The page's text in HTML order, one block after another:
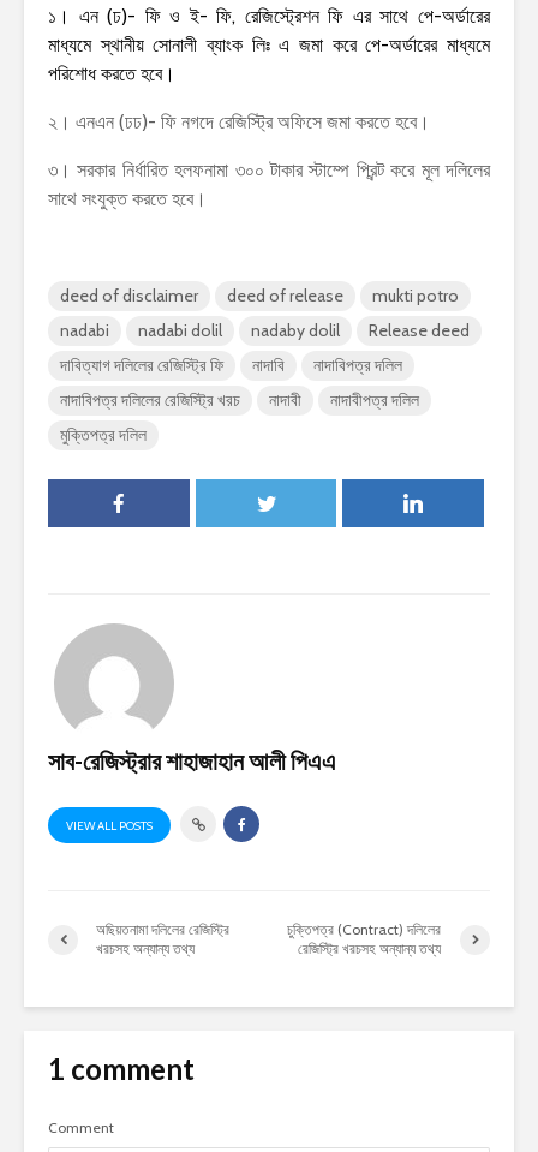
১। এন (ঢ)- ফি ও ই- ফি, রেজিস্ট্রেশন ফি এর সাথে পে-অর্ডারের
মাধ্যমে স্থানীয় সোনালী ব্যাংক লিঃ এ জমা করে পে-অর্ডারের মাধ্যমে
পরিশোধ করতে হবে।
২। এনএন (ঢঢ)- ফি নগদে রেজিস্ট্রি অফিসে জমা করতে হবে।
৩। সরকার নির্ধারিত হলফনামা ৩০০ টাকার স্টাম্পে প্রিন্ট করে মূল দলিলের
সাথে সংযুক্ত করতে হবে।
deed of disclaimer deed of release
mukti potro
nadabi
nadabi dolil nadaby dolil
Release deed
দাবিত্যাগ দলিলের রেজিস্ট্রি ফি
নাদাবি
নাদাবিপত্র দলিল
নাদাবিপত্র দলিলের রেজিস্ট্রি খরচ
নাদাবী
নাদাবীপত্র দলিল
মুক্তিপত্র দলিল
সাব-রেজিস্ট্রার শাহাজাহান আলী পিএএ
VIEW ALL POSTS
অছিয়তনামা দলিলের রেজিস্ট্রি
খরচসহ অন্যান্য তথ্য
চুক্তিপত্র (Contract) দলিলের
রেজিস্ট্রি খরচসহ অন্যান্য তথ্য
1 comment
Comment